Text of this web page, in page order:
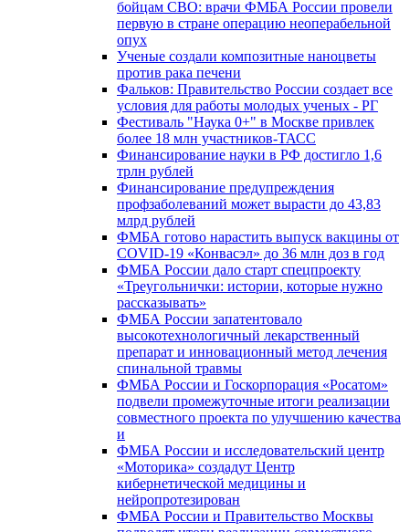
бойцам СВО: врачи ФМБА России провели
первую в стране операцию неоперабельной
опух
Ученые создали композитные наноцветы
против рака печени
Фальков: Правительство России создает все
условия для работы молодых ученых - РГ
Фестиваль "Наука 0+" в Москве привлек
более 18 млн участников-ТАСС
Финансирование науки в РФ достигло 1,6
трлн рублей
Финансирование предупреждения
профзаболеваний может вырасти до 43,83
млрд рублей
ФМБА готово нарастить выпуск вакцины от
COVID-19 «Конвасэл» до 36 млн доз в год
ФМБА России дало старт спецпроекту
«Треугольнички: истории, которые нужно
рассказывать»
ФМБА России запатентовало
высокотехнологичный лекарственный
препарат и инновационный метод лечения
спинальной травмы
ФМБА России и Госкорпорация «Росатом»
подвели промежуточные итоги реализации
совместного проекта по улучшению качества
и
ФМБА России и исследовательский центр
«Моторика» создадут Центр
кибернетической медицины и
нейропротезирован
ФМБА России и Правительство Москвы